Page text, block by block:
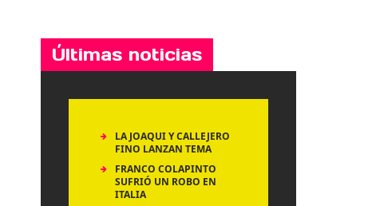
Últimas noticias
LA JOAQUI Y CALLEJERO
FINO LANZAN TEMA
FRANCO COLAPINTO
SUFRIÓ UN ROBO EN
ITALIA